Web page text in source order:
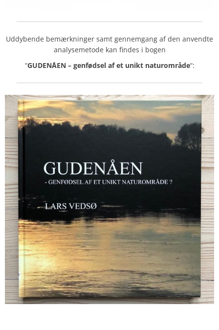
Uddybende bemærkninger samt gennemgang af den anvendte
analysemetode kan findes i bogen
“GUDENÅEN – genfødsel af et unikt naturområde“: